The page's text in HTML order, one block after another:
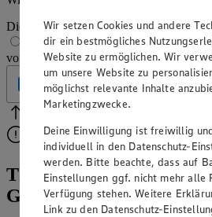
Die Bewertung wird automatisch
1 von 5 Sternen
2 von 5 Sternen
von 5 Sternen
5 von 5 Sternen
Geprüft
Bitte wähle eine Bewertung aus, um
Thermomix®-Softeis-
Geschmacksvielfalt
Wir setzen Cookies und andere
dir ein bestmögliches
Website zu ermöglichen. Wir
um unsere Website zu
möglichst relevante Inhalte
Marketingzwecke.
Deine Einwilligung ist freiwillig
individuell in den Datenschutz-
werden. Bitte beachte, dass auf
Einstellungen ggf. nicht mehr alle
Verfügung stehen. Weitere
Link zu den Datenschutz-